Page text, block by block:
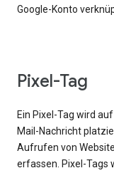
Google-Konto
Pixel-Tag
Ein Pixel-Tag wird
Mail-Nachricht
Aufrufen von
erfassen. Pixel-Tags